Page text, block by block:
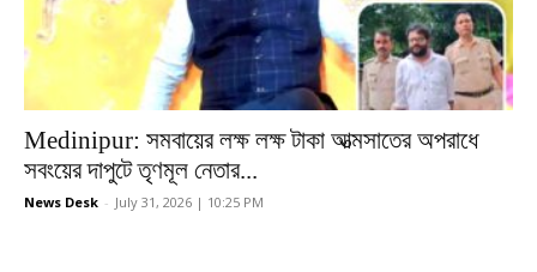
Medinipur: সমবায়ের লক্ষ লক্ষ টাকা আত্মসাতের অপরাধে
সবংয়ের দাপুটে তৃণমূল নেতার...
News Desk - July 31, 2026 | 10:25 PM